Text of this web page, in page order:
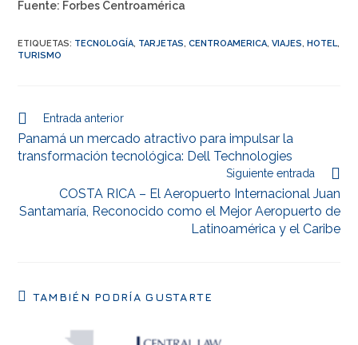
Fuente: Forbes Centroamérica
ETIQUETAS: TECNOLOGÍA, TARJETAS, CENTROAMERICA, VIAJES, HOTEL,
TURISMO
Entrada anterior
Panamá un mercado atractivo para impulsar la
transformación tecnológica: Dell Technologies
Siguiente entrada
COSTA RICA – El Aeropuerto Internacional Juan
Santamaría, Reconocido como el Mejor Aeropuerto de
Latinoamérica y el Caribe
TAMBIÉN PODRÍA GUSTARTE